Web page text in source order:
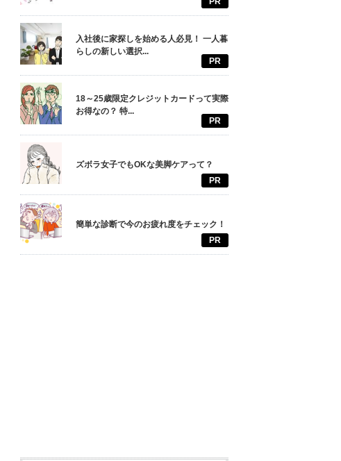
入社後に家探しを始める人必見！ 一人暮
らしの新しい選択...
PR
18～25歳限定クレジットカードって実際
お得なの？ 特...
PR
ズボラ女子でもOKな美脚ケアって？
PR
簡単な診断で今のお疲れ度をチェック！
PR